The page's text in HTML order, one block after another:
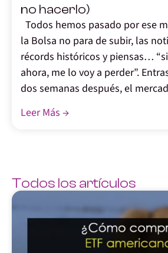
no hacerlo)
Todos hemos pasado por ese
la Bolsa no para de subir, las
récords históricos y piensas…
ahora, me lo voy a perder”.
dos semanas después, el
Leer Más →
Todos los artículos